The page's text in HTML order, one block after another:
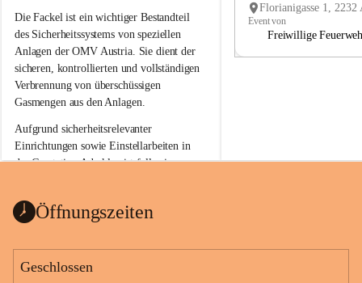
a
a
Die Fackel ist ein wichtiger Bestandteil
des Sicherheitssystems von speziellen
Anlagen der OMV Austria. Sie dient der
sicheren, kontrollierten und vollständigen
Verbrennung von überschüssigen
Gasmengen aus den Anlagen.
Aufgrund sicherheitsrelevanter
Einrichtungen sowie Einstellarbeiten in
der Gasstation Aderklaa ist fallweise
kommenden Tagen und Wochen wird
sein.
Die OMV Austria ist bemüht, für die
Event von
Freiwillige
Öffnungszeiten
Geschlossen